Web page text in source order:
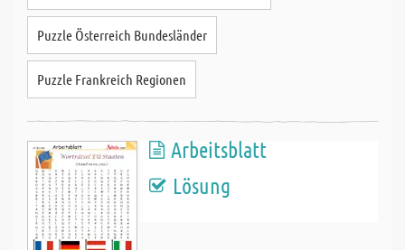
Puzzle Österreich Bundesländer
Puzzle Frankreich Regionen
Arbeitsblatt
Lösung